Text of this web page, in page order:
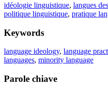
idéologie linguistique, langues
politique linguistique, pratique
Keywords
language ideology, language
languages, minority language
Parole chiave